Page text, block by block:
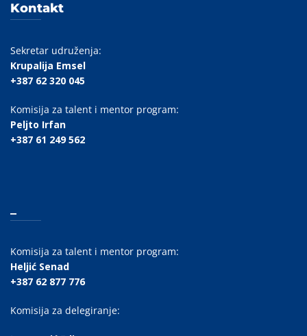
Kontakt
Sekretar udruženja:
Krupalija Emsel
+387 62 320 045
Komisija za talent i mentor program:
Peljto Irfan
+387 61 249 562
Komisija za talent i mentor program:
Heljić Senad
+387 62 877 776
Komisija za delegiranje: